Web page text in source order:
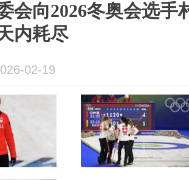
会向2026冬奥会选手
内耗尽
02-19